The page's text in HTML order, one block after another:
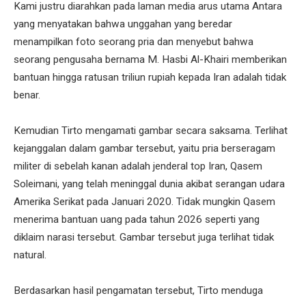
Kami justru diarahkan pada laman media arus utama Antara
yang menyatakan bahwa unggahan yang beredar
menampilkan foto seorang pria dan menyebut bahwa
seorang pengusaha bernama M. Hasbi Al-Khairi memberikan
bantuan hingga ratusan triliun rupiah kepada Iran adalah tidak
benar.
Kemudian Tirto mengamati gambar secara saksama. Terlihat
kejanggalan dalam gambar tersebut, yaitu pria berseragam
militer di sebelah kanan adalah jenderal top Iran, Qasem
Soleimani, yang telah meninggal dunia akibat serangan udara
Amerika Serikat pada Januari 2020. Tidak mungkin Qasem
menerima bantuan uang pada tahun 2026 seperti yang
diklaim narasi tersebut. Gambar tersebut juga terlihat tidak
natural.
Berdasarkan hasil pengamatan tersebut, Tirto menduga